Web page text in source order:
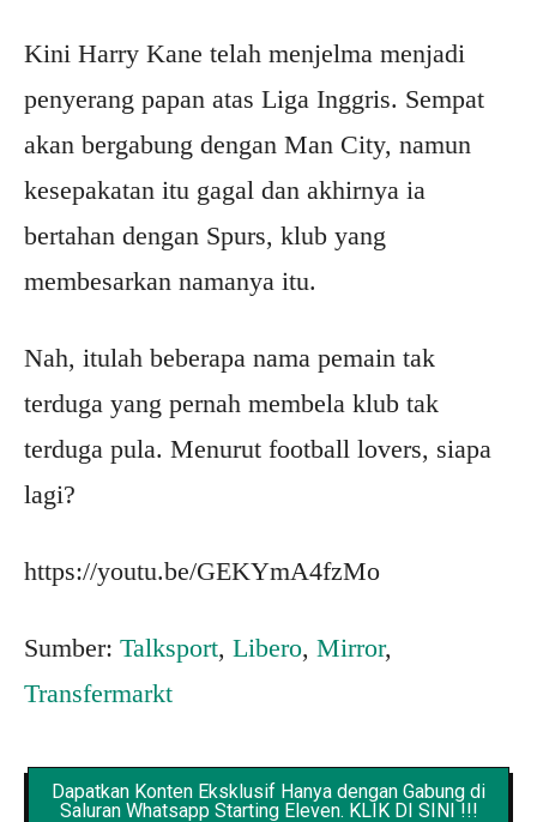
Kini Harry Kane telah menjelma menjadi
penyerang papan atas Liga Inggris. Sempat
akan bergabung dengan Man City, namun
kesepakatan itu gagal dan akhirnya ia
bertahan dengan Spurs, klub yang
membesarkan namanya itu.
Nah, itulah beberapa nama pemain tak
terduga yang pernah membela klub tak
terduga pula. Menurut football lovers, siapa
lagi?
https://youtu.be/GEKYmA4fzMo
Sumber: Talksport, Libero, Mirror,
Transfermarkt
Dapatkan Konten Eksklusif Hanya dengan Gabung di
Saluran Whatsapp Starting Eleven. KLIK DI SINI !!!